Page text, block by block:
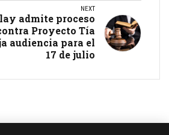
NEXT
admite proceso
Proyecto Tía
audiencia para el
17 de julio